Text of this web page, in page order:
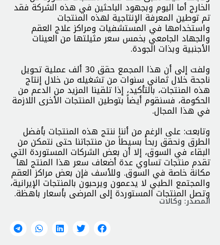
الخارج أما اليوم وبجهود الباحثين في هذه الشركة فقد
تم توطين المعرفة الإنتاجية لهذه المنتجات
واستخدامها في المستشفيات ومراكز علاج العقم
والجهاد الجامعي بخمس سعر مثيلتها من العينات
الأجنبية وبذات الجودة.
ولفت إلى أن هذا المجمع حقق 30 ألف عملية تحويل
ناجحة خلال ثماني سنوات من تشغيله من خلال إنتاج
هذه المنتجات، بالتأكيد، إذا تلقينا المزيد من الدعم من
الحكومة، فسنقوم أيضاً بتوطين المنتجات الأخرى اللازمة
في هذا المجال.
وتابعت: على الرغم من أننا ننتج هذه المنتجات بأفضل
الطرق ونحقق ربحاً بسيطاً من منتجاتنا حتى نتمكن من
البقاء في السوق، إلا أن بعض الشركات المستوردة التي
تقدم منتجات تساوي عدة أضعاف سعر هذا المنتج لها
مكانة خاصة في السوق. وللأسف فإن بعض مراكز العقم
والمجتمع الطبي لا يدعمون ويرحبون بالمنتجات الإيرانية،
وتصل المنتجات المستوردة إلى المرضى بأسعار باهظة.
المصدر: وكالات